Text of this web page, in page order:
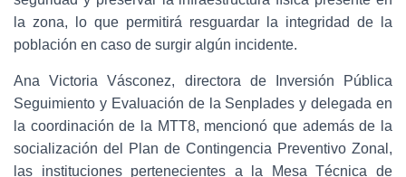
la zona, lo que permitirá resguardar la integridad de la
población en caso de surgir algún incidente.
Ana Victoria Vásconez, directora de Inversión Pública
Seguimiento y Evaluación de la Senplades y delegada en
la coordinación de la MTT8, mencionó que además de la
socialización del Plan de Contingencia Preventivo Zonal,
las instituciones pertenecientes a la Mesa Técnica de